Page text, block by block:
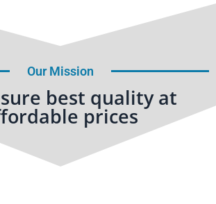
Our Mission
best quality at
prices